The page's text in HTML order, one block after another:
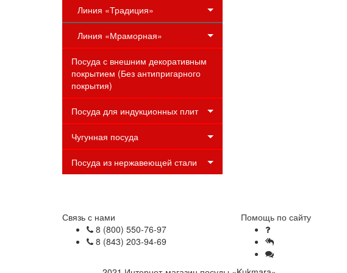
Линия «Традиция»
Линия «Мраморная»
Посуда с внешним декоративным
покрытием (Без антипригарного
покрытия)
Посуда для индукционных плит
Чугунная посуда
Посуда из нержавеющей стали
Связь с нами
8 (800) 550-76-97
8 (843) 203-94-69
Помощь по сайту